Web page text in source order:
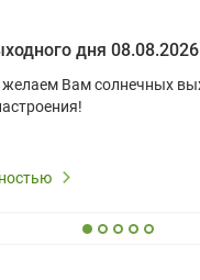
дня 08.08.2026
Вам солнечных